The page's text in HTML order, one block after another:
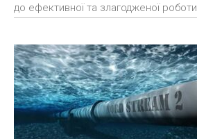
до ефективної та злагодженої роботи